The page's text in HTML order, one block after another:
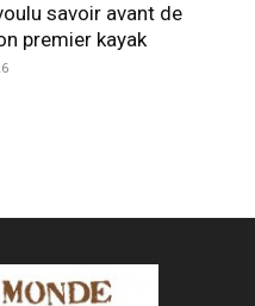
savoir avant de
premier kayak